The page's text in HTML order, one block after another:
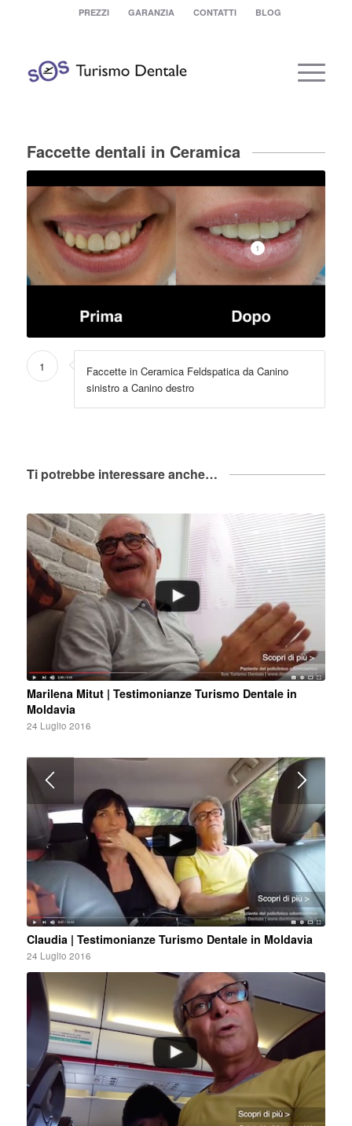
PREZZI GARANZIA CONTATTI BLOG
Faccette dentali in Ceramica
1
1
Faccette in Ceramica Feldspatica da Canino
sinistro a Canino destro
Ti potrebbe interessare anche…
Marilena Mitut | Testimonianze Turismo Dentale in
Moldavia
24 Luglio 2016
Claudia | Testimonianze Turismo Dentale in Moldavia
24 Luglio 2016